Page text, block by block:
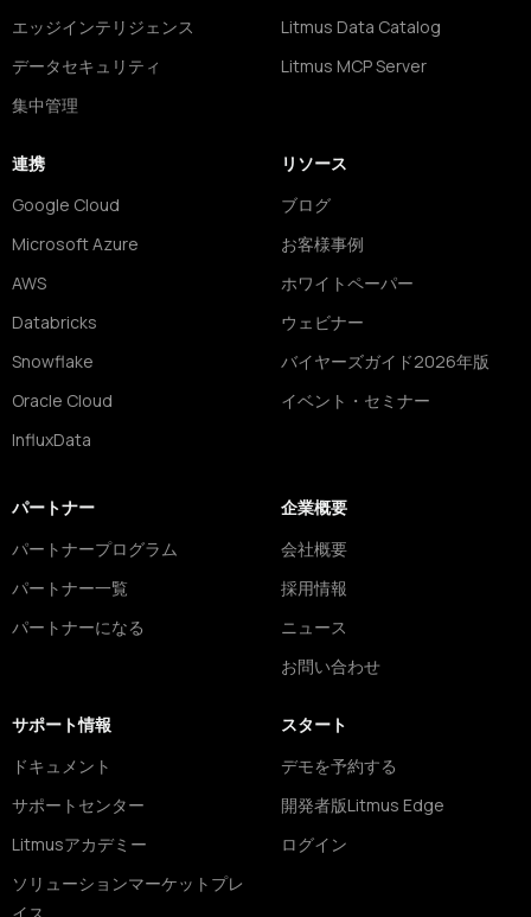
エッジインテリジェンス
データセキュリティ
集中管理
Litmus Data Catalog
Litmus MCP Server
連携
Google Cloud
Microsoft Azure
AWS
Databricks
Snowflake
Oracle Cloud
InfluxData
リソース
ブログ
お客様事例
ホワイトペーパー
ウェビナー
バイヤーズガイド2026年版
イベント・セミナー
パートナー
パートナープログラム
パートナー一覧
パートナーになる
企業概要
会社概要
採用情報
ニュース
お問い合わせ
サポート情報
ドキュメント
サポートセンター
Litmusアカデミー
ソリューションマーケットプレ
イス
スタート
デモを予約する
開発者版Litmus Edge
ログイン